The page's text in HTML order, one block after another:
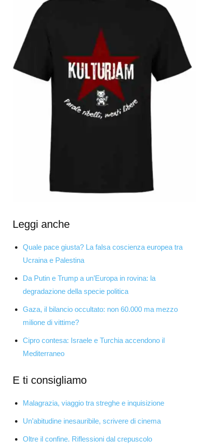
Leggi anche
Quale pace giusta? La falsa coscienza europea tra
Ucraina e Palestina
Da Putin e Trump a un’Europa in rovina: la
degradazione della specie politica
Gaza, il bilancio occultato: non 60.000 ma mezzo
milione di vittime?
Cipro contesa: Israele e Turchia accendono il
Mediterraneo
E ti consigliamo
Malagrazia, viaggio tra streghe e inquisizione
Un’abitudine inesauribile, scrivere di cinema
Oltre il confine. Riflessioni dal crepuscolo